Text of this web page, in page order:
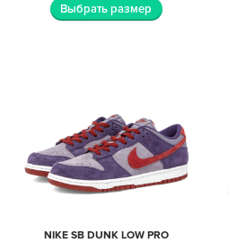
Выбрать размер
NIKE SB DUNK LOW PRO